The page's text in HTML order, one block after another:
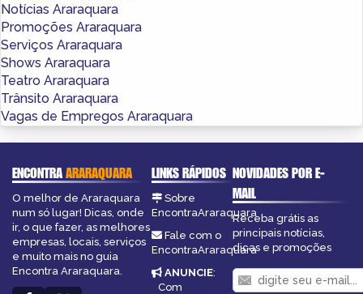
Notícias Araraquara
Promoções Araraquara
Serviços Araraquara
Shows Araraquara
Teatro Araraquara
Trânsito Araraquara
Vagas de Empregos Araraquara
ENCONTRAARARAQUARA
O melhor de Araraquara
num só lugar! Dicas, onde
ir, o que fazer, as melhores
empresas, locais, serviços
e muito mais no guia
Encontra Araraquara.
LINKS RÁPIDOS
Sobre
EncontraAraraquara
Fale com o
EncontraAraraquara
ANUNCIE:
Com
NOVIDADES POR E-
MAIL
Receba grátis as
principais notícias,
dicas e promoções